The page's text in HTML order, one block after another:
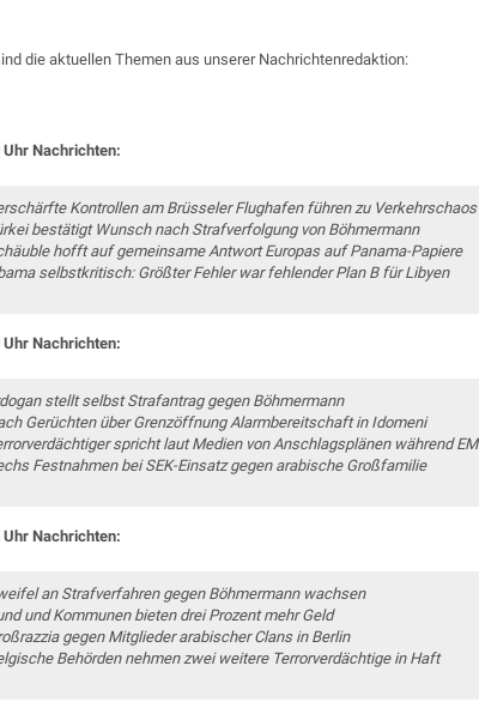
die aktuellen Themen aus unserer Nachrichtenredaktion:
Uhr Nachrichten:
Kontrollen am Brüsseler Flughafen führen zu Verkehrschaos
bestätigt Wunsch nach Strafverfolgung von Böhmermann
hofft auf gemeinsame Antwort Europas auf Panama-Papiere
selbstkritisch: Größter Fehler war fehlender Plan B für Libyen
Uhr Nachrichten:
stellt selbst Strafantrag gegen Böhmermann
Gerüchten über Grenzöffnung Alarmbereitschaft in Idomeni
spricht laut Medien von Anschlagsplänen während EM
Festnahmen bei SEK-Einsatz gegen arabische Großfamilie
Uhr Nachrichten:
an Strafverfahren gegen Böhmermann wachsen
und Kommunen bieten drei Prozent mehr Geld
gegen Mitglieder arabischer Clans in Berlin
Behörden nehmen zwei weitere Terrorverdächtige in Haft